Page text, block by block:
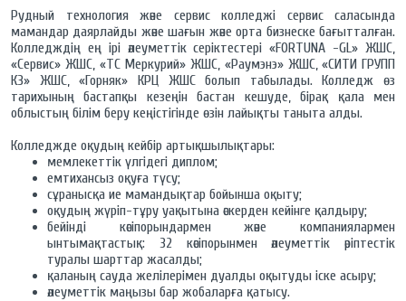
Рудный технология және сервис колледжі сервис саласында
мамандар даярлайды және шағын және орта бизнеске бағытталған.
Колледждің ең ірі әлеуметтік серіктестері «FORTUNA -GL» ЖШС,
«Сервис» ЖШС, «ТС Меркурий» ЖШС, «Раумэнэ» ЖШС, «СИТИ ГРУПП
КЗ» ЖШС, «Горняк» КРЦ ЖШС болып табылады. Колледж өз
тарихының бастапқы кезеңін бастан кешуде, бірақ қала мен
облыстың білім беру кеңістігінде өзін лайықты таныта алды.
Колледжде оқудың кейбір артықшылықтары:
мемлекеттік үлгідегі диплом;
емтихансыз оқуға түсу;
сұранысқа ие мамандықтар бойынша оқыту;
оқудың жүріп-тұру уақытына әскерден кейінге қалдыру;
бейінді кәсіпорындармен және компаниялармен
ынтымақтастық: 32 кәсіпорынмен әлеуметтік әріптестік
туралы шарттар жасалды;
қаланың сауда желілерімен дуалды оқытуды іске асыру;
әлеуметтік маңызы бар жобаларға қатысу.